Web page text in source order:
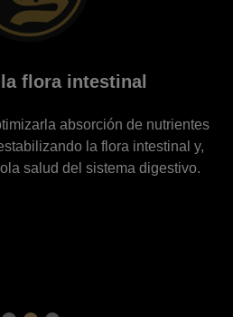
flora intestinal
absorción de nutrientes
la flora intestinal y,
salud del sistema digestivo.